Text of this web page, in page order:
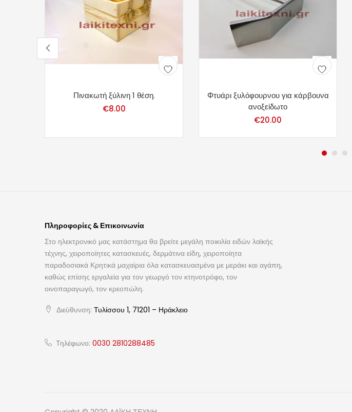
Πινακωτή ξύλινη 1 θέση.
€8.00
Φτυάρι ξυλόφουρνου για κάρβουνα
ανοξείδωτο
€20.00
Πληροφορίες & Επικοινωνία
Στο ηλεκτρονικό μας κατάστημα θα βρείτε μεγάλη ποικιλία ειδών λαϊκής
τέχνης, χειροποίητες κατασκευές, δερμάτινα είδη, χειροποίητα
παραδοσιακά Κρητικά μαχαίρια όλα κατασκευασμένα με μεράκι και αγάπη,
καθώς επίσης εργαλεία για τον γεωργό τον κτηνοτρόφο, τον
οινοπαραγωγό, τον κρεοπώλη.
Διεύθυνση: Τυλίσσου 1, 71201 – Ηράκλειο
Τηλέφωνο: 0030 2810288485